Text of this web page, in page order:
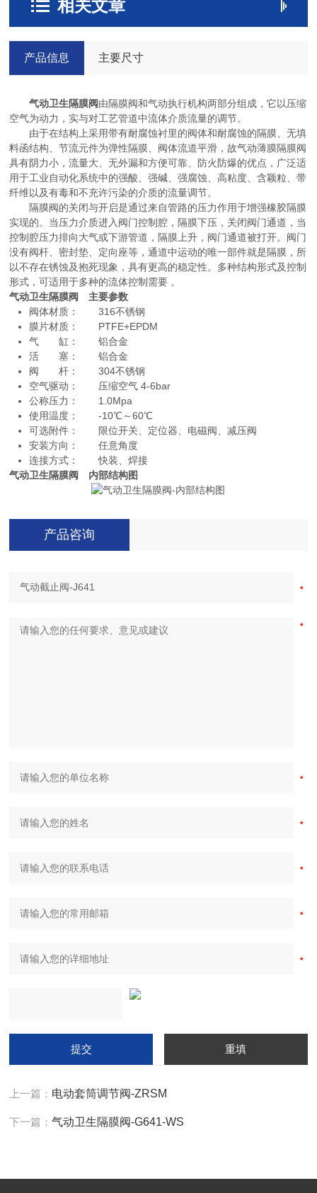
相关文章
产品信息 主要尺寸
气动卫生隔膜阀由隔膜阀和气动执行机构两部分组成，它以压缩
空气为动力，实与对工艺管道中流体介质流量的调节。
由于在结构上采用带有耐腐蚀衬里的阀体和耐腐蚀的隔膜、无填
料函结构、节流元件为弹性隔膜、阀体流道平滑，故气动薄膜隔膜阀
具有阴力小，流量大、无外漏和方便可靠、防火防爆的优点，广泛适
用于工业自动化系统中的强酸、强碱、强腐蚀、高粘度、含颖粒、带
纤维以及有毒和不充许污染的介质的流量调节。
隔膜阀的关闭与开启是通过来自管路的压力作用于增强橡胶隔膜
实现的。当压力介质进入阀门控制腔，隔膜下压，关闭阀门通道，当
控制腔压力排向大气或下游管道，隔膜上升，阀门通道被打开。阀门
没有阀杆、密封垫、定向座等，通道中运动的唯一部件就是隔膜，所
以不存在锈蚀及抱死现象，具有更高的稳定性。多种结构形式及控制
形式，可适用于多种的流体控制需要 。
气动卫生隔膜阀 主要参数
阀体材质： 316不锈钢
膜片材质： PTFE+EPDM
气 缸： 铝合金
活 塞： 铝合金
阀 杆： 304不锈钢
空气驱动： 压缩空气 4-6bar
公称压力： 1.0Mpa
使用温度： -10℃～60℃
可选附件： 限位开关、定位器、电磁阀、减压阀
安装方向： 任意角度
连接方式： 快装、焊接
气动卫生隔膜阀 内部结构图
产品咨询
上一篇： 电动套筒调节阀-ZRSM
下一篇：气动卫生隔膜阀-G641-WS